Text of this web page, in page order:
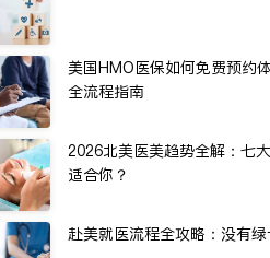
美国HMO医保如何免费预约
全流程指南
2026北美医美趋势全解：七
适合你？
赴美就医流程全攻略：没有